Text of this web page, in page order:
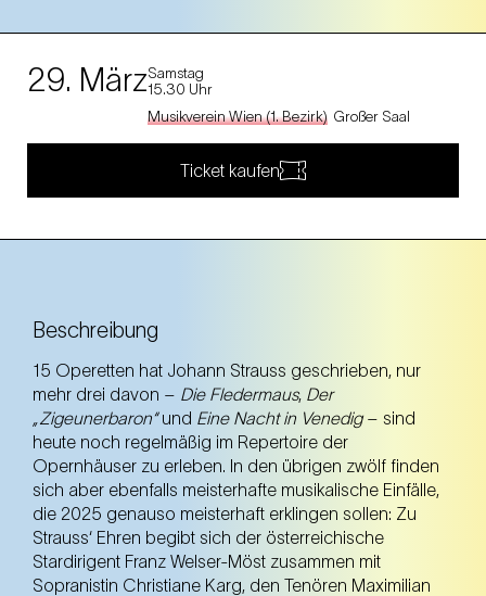
29. MärzSamstag
15.30 Uhr
Musikverein Wien (1. Bezirk) Großer Saal
Ticket kaufen
Beschreibung
15 Operetten hat Johann Strauss geschrieben, nur
mehr drei davon – Die Fledermaus, Der
„Zigeunerbaron“und Eine Nacht in Venedig– sind
heute noch regelmäßig im Repertoire der
Opernhäuser zu erleben. In den übrigen zwölf finden
sich aber ebenfalls meisterhafte musikalische Einfälle,
die 2025 genauso meisterhaft erklingen sollen: Zu
Strauss‘ Ehren begibt sich der österreichische
Stardirigent Franz Welser-Möst zusammen mit
Sopranistin Christiane Karg, den Tenören Maximilian